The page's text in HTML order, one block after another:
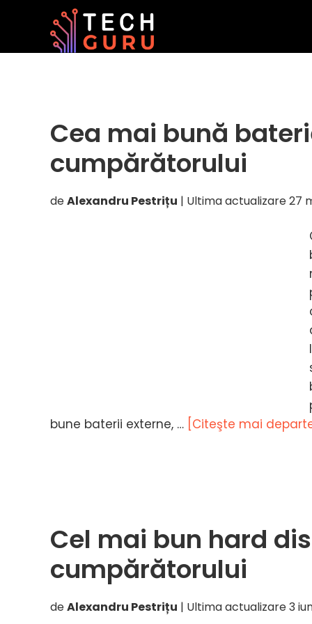
Cea mai bună
cumpărătorului
deAlexandru Pestrițu | Ultima actualizare27
bune baterii externe, … [Citeşte mai
Cel mai bun hard
cumpărătorului
deAlexandru Pestrițu | Ultima actualizare3